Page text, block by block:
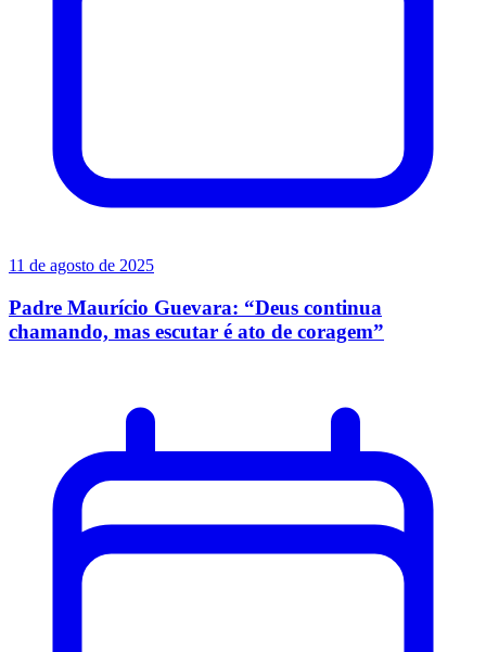
11 de agosto de 2025
Padre Maurício Guevara: “Deus continua
chamando, mas escutar é ato de coragem”